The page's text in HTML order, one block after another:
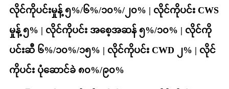
လိုင်ကိုပင်းမှုန့် ၅%/၆%/၁၀%/၂၀% | လိုင်ကိုပင်း CWS
မှုန့် ၅% | လိုင်ကိုပင်း အစေ့အဆန် ၅%/၁၀% | လိုင်ကို
ပင်းဆီ ၆%/၁၀%/၁၅% | လိုင်ကိုပင်း CWD ၂% | လိုင်
ကိုပင်း ပုံဆောင်ခဲ ၈၀%/၉၀%